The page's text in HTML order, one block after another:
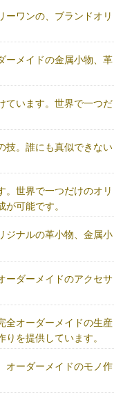
ーワンの、ブランドオリ
ーメイドの金属小物、革
ています。世界で一つだ
技。誰にも真似できない
。世界で一つだけのオリ
可能です。
ジナルの革小物、金属小
ーダーメイドのアクセサ
全オーダーメイドの生産
を提供しています。
オーダーメイドのモノ作